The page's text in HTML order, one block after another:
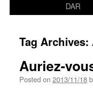
DAR
Tag Archives:
Auriez-
Posted on 2013/11/18